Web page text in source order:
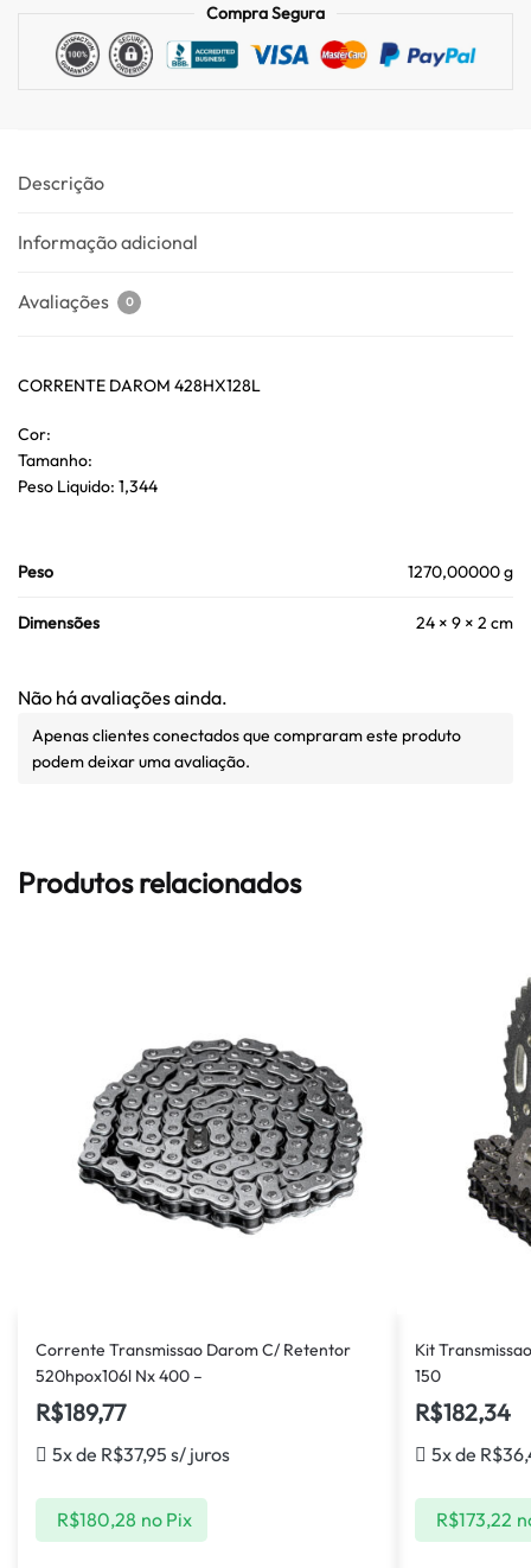
Compra Segura
Descrição
Informação adicional
Avaliações 0
CORRENTE DAROM 428HX128L
Cor:
Tamanho:
Peso Liquido: 1,344
Peso 1270,00000 g
Dimensões 24 × 9 × 2 cm
Não há avaliações ainda.
Apenas clientes conectados que compraram este produto
podem deixar uma avaliação.
Produtos relacionados
Corrente Transmissao Darom C/ Retentor
520hpox106l Nx 400 –
R$189,77
5x de R$37,95 s/ juros
R$180,28 no Pix
Kit
150
R$182,34
5x de R$
R$173,22